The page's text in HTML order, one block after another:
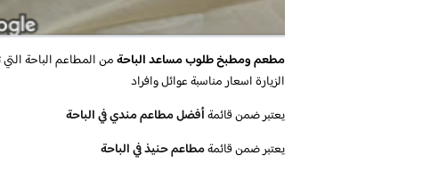
مطعم ومطبخ طلوب مساعد الباحةمن المطاعم الباحة
الزيارة اسعار مناسبة عوائل وافراد
يعتبر ضمن قائمةأفضل مطاعم مندي في الباحة
يعتبر ضمن قائمةمطاعم حنيذ في الباحة